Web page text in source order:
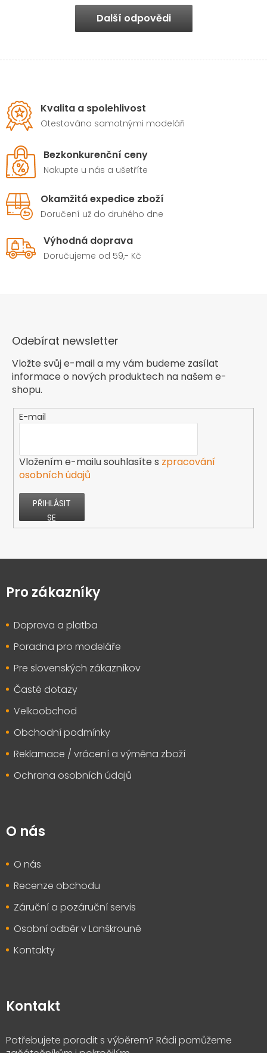
Další odpovědi
Kvalita a spolehlivost
Otestováno samotnými modeláři
Bezkonkurenční ceny
Nakupte u nás a ušetříte
Okamžitá expedice zboží
Doručení už do druhého dne
Výhodná doprava
Doručujeme od 59,- Kč
Odebírat newsletter
Vložte svůj e-mail a my vám budeme zasílat
informace o nových produktech na našem e-
shopu.
E-mail
Vložením e-mailu souhlasíte s zpracování
osobních údajů
PŘIHLÁSIT
SE
Z
pPro zákazníky
Doprava a platba
Poradna pro modeláře
Pre slovenských zákazníkov
Časté dotazy
Velkoobchod
Obchodní podmínky
Reklamace / vrácení a výměna zboží
Ochrana osobních údajů
O nás
O nás
Recenze obchodu
Záruční a pozáruční servis
Osobní odběr v Lanškrouně
Kontakty
Kontakt